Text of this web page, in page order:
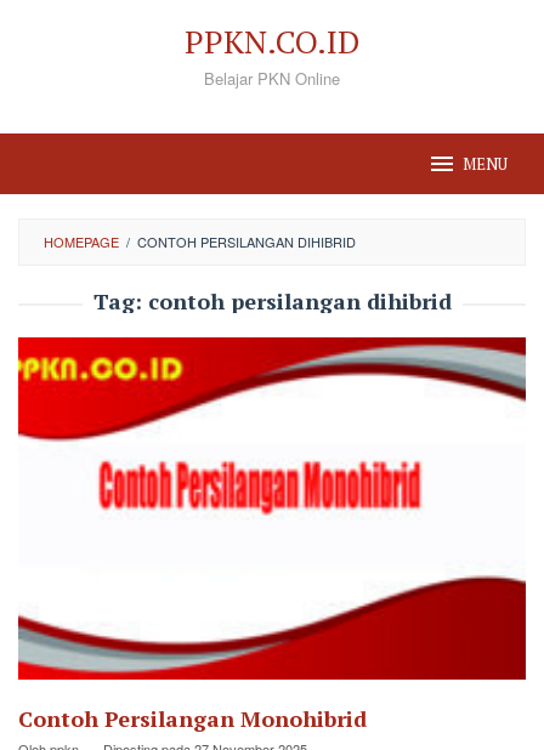
PPKN.CO.ID
Belajar PKN Online
MENU
HOMEPAGE / CONTOH PERSILANGAN DIHIBRID
Tag: contoh persilangan dihibrid
Contoh Persilangan Monohibrid